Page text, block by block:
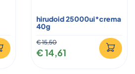
hirudoid 25000ui*crema
40g
€ 15,50
€ 14,61